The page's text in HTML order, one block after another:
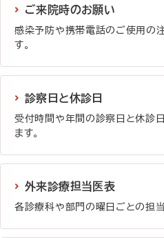
ご来院時のお願い
感染予防や携帯電話のご使用の
す。
診察日と休診日
受付時間や年間の診察日と休診
ます。
外来診療担当医表
各診療科や部門の曜日ごとの担